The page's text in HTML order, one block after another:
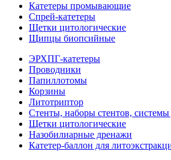
Катетеры промывающие
Спрей-катетеры
Щетки цитологические
Щипцы биопсийные
ЭРХПГ-катетеры
Проводники
Папиллотомы
Корзины
Литотриптор
Стенты, наборы стентов, системы
Щетки цитологические
Назобилиарные дренажи
Катетер-баллон для